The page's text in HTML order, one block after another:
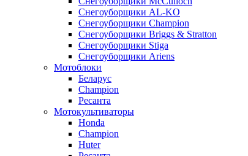
Снегоуборщики AL-KO
Снегоуборщики Champion
Снегоуборщики Briggs & Stratton
Снегоуборщики Stiga
Снегоуборщики Ariens
Мотоблоки
Беларус
Champion
Ресанта
Мотокультиваторы
Honda
Champion
Huter